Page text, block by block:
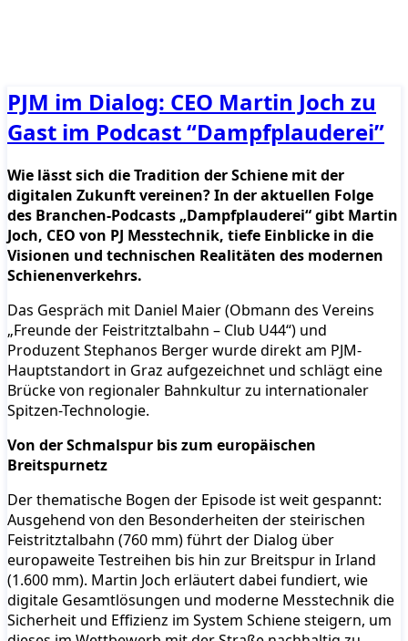
PJM im Dialog: CEO Martin Joch zu
Gast im Podcast “Dampfplauderei”
Wie lässt sich die Tradition der Schiene mit der
digitalen Zukunft vereinen? In der aktuellen Folge
des Branchen-Podcasts „Dampfplauderei“ gibt Martin
Joch, CEO von PJ Messtechnik, tiefe Einblicke in die
Visionen und technischen Realitäten des modernen
Schienenverkehrs.
Das Gespräch mit Daniel Maier (Obmann des Vereins
„Freunde der Feistritztalbahn – Club U44“) und
Produzent Stephanos Berger wurde direkt am PJM-
Hauptstandort in Graz aufgezeichnet und schlägt eine
Brücke von regionaler Bahnkultur zu internationaler
Spitzen-Technologie.
Von der Schmalspur bis zum europäischen
Breitspurnetz
Der thematische Bogen der Episode ist weit gespannt:
Ausgehend von den Besonderheiten der steirischen
Feistritztalbahn (760 mm) führt der Dialog über
europaweite Testreihen bis hin zur Breitspur in Irland
(1.600 mm). Martin Joch erläutert dabei fundiert, wie
digitale Gesamtlösungen und moderne Messtechnik die
Sicherheit und Effizienz im System Schiene steigern, um